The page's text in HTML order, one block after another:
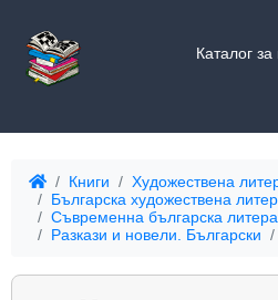
Каталог
Книги
Художествена
Българска художествена
Съвременна българска
Разкази и новели. Български